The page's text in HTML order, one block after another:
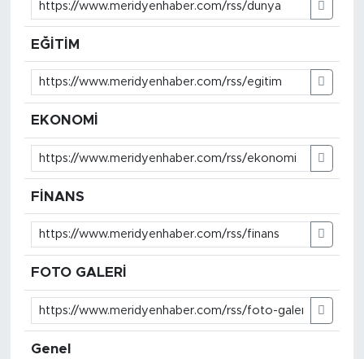
EĞİTİM
EKONOMİ
FİNANS
FOTO GALERİ
Genel
MEDYA KÖŞESİ
FOTO GALERİ
VİDEOLAR
SOSYAL MEDYA